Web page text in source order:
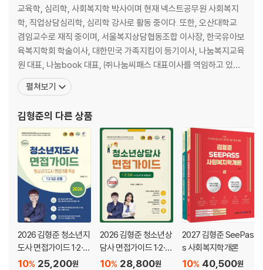
PART 03. 실제 면접(평정요소별) ································노종태
CHAPTER 01. 공무원으로서의 정신자세 등
CHAPTER 02. 전문지식과 그 응용능력
CHAPTER 03. 의사발표의 정확성과 논리성
CHAPTER 04. 예의, 품행 및 성실성
CHAPTER 05. 창의력, 의지력 및 발전가능성
PART 04. 성공적인 면접을 위한 팁 ·····························노종태
CHAPTER 01. 영역별 질문
CHAPTER 02. 공무원 면접 빈출 문제
CHAPTER 03. 면접 옷차림 코디
CHAPTER 04. 효과적인 면접 스터디
PART 05. 사회복지 이슈 / 전공 지식 ···························김형준
CHAPTER 01. 사회복지 이슈
CHAPTER 02. 사회복지 전공 지식
교육학, 심리학, 사회복지학 박사이며 현재 넥스트공무원 사회복지
학, 직업상담심리학, 심리학 강사로 활동 중이다. 또한, 오산대학교
겸임교수로 재직 중이며, 서울복지상담협동조합 이사장, 한국유아보
육복지학회 학술이사, 대한민국 가족지킴이 등기이사, 나눔복지교육
원 대표, 나눔book 대표, ㈜나눔씨패스 대표이사를 역임하고 있다.
저서로는 『김형준 직업상담심리학개론 SEEPASS 이론+기출』, 『김
형준 직업상담심리학개론 영역&실전 문제집』, 『김형준 SEEPASS
클 필기노트』, 『김형준 사회복지학개론 뫼비우스 기출문제
펼쳐보기
김형준의 다른 상품
2026 김형준 청소년지
도사 면접가이드 1·2·3
급
25,200원
10%
2026 김형준 청소년상
담사 면접가이드 1·2·3
급 사례질문 및 모범답
28,800원
10%
2027 김형준 SeePas
s 사회복지학개론
40,500원
10%